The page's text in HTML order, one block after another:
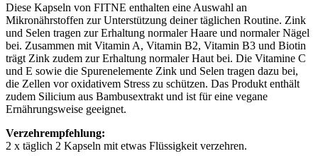
Diese Kapseln von FITNE enthalten eine Auswahl an
Mikronährstoffen zur Unterstützung deiner täglichen Routine. Zink
und Selen tragen zur Erhaltung normaler Haare und normaler Nägel
bei. Zusammen mit Vitamin A, Vitamin B2, Vitamin B3 und Biotin
trägt Zink zudem zur Erhaltung normaler Haut bei. Die Vitamine C
und E sowie die Spurenelemente Zink und Selen tragen dazu bei,
die Zellen vor oxidativem Stress zu schützen. Das Produkt enthält
zudem Silicium aus Bambusextrakt und ist für eine vegane
Ernährungsweise geeignet.
Verzehrempfehlung:
2 x täglich 2 Kapseln mit etwas Flüssigkeit verzehren.